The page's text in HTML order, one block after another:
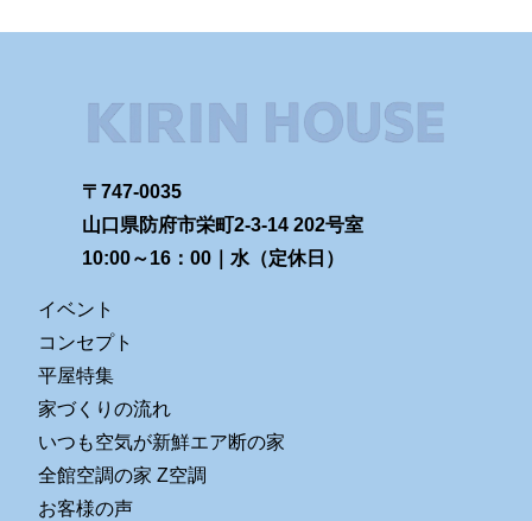
〒747-0035
山口県防府市栄町2-3-14 202号室
10:00～16：00｜水（定休日）
イベント
コンセプト
平屋特集
家づくりの流れ
いつも空気が新鮮エア断の家
全館空調の家 Z空調
お客様の声